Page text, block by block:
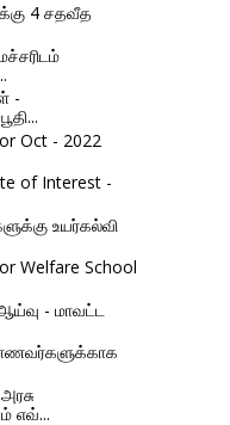
4 சதவீத
-
Oct - 2022
of Interest -
உயர்கல்வி
Welfare School
- மாவட்ட
எவ்...